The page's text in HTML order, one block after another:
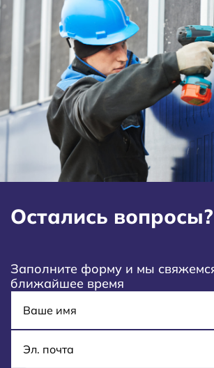
Остались вопросы?
Заполните форму и мы
ближайшее время